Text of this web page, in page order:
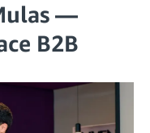
—
B2B